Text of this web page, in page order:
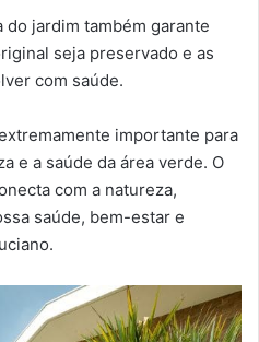
do jardim também garante
seja preservado e as
com saúde.
importante para
e a saúde da área verde. O
com a natureza,
saúde, bem-estar e